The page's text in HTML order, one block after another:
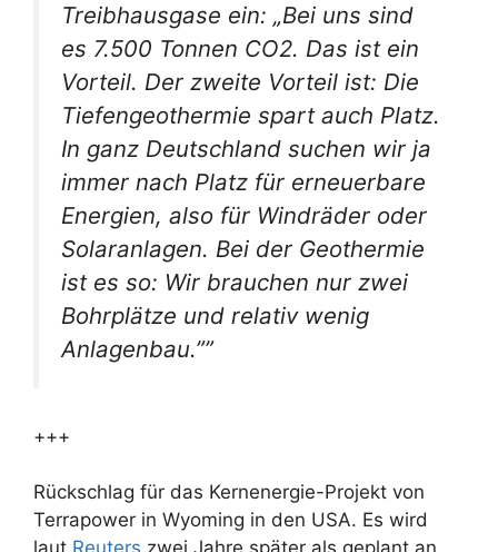
Treibhausgase ein: „Bei uns sind
es 7.500 Tonnen CO2. Das ist ein
Vorteil. Der zweite Vorteil ist: Die
Tiefengeothermie spart auch Platz.
In ganz Deutschland suchen wir ja
immer nach Platz für erneuerbare
Energien, also für Windräder oder
Solaranlagen. Bei der Geothermie
ist es so: Wir brauchen nur zwei
Bohrplätze und relativ wenig
Anlagenbau.””
+++
Rückschlag für das Kernenergie-Projekt von
Terrapower in Wyoming in den USA. Es wird